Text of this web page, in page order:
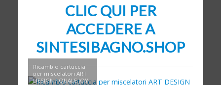
CLIC QUI PER
ACCEDERE A
SINTESIBAGNO.SHOP
Ricambio cartuccia
per miscelatori ART
DESIGN / QUALE JOY